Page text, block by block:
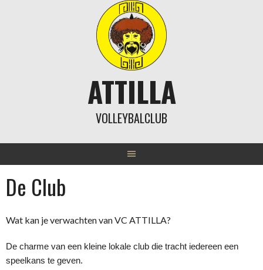
ATTILLA
VOLLEYBALCLUB
De Club
Wat kan je verwachten van VC ATTILLA?
De charme van een kleine lokale club die tracht iedereen een
speelkans te geven.